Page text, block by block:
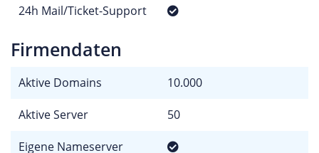
24h Mail/Ticket-Support
Firmendaten
Aktive Domains 10.000
Aktive Server 50
Eigene Nameserver